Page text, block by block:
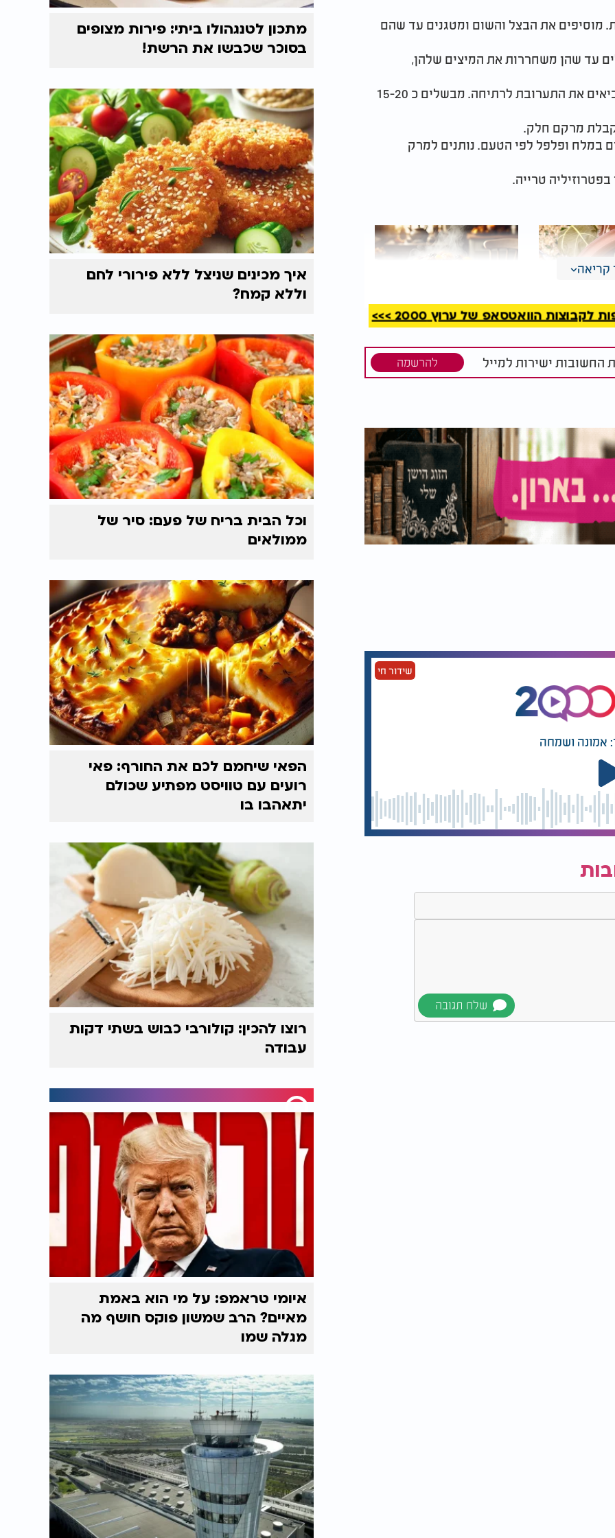
מוסיפים את הבצל והשום ומטגנים עד שהם
עד שהן משחררות את המיצים שלהן,
3. יוצקים פנימה את מרק העוף או הפטריות, ומביאים את התערובת לרתיחה. מבשלים כ 15-20
במלח ופלפל לפי הטעם. נותנים למרק
רוצו
פירות יבשים - שכולם
יחכו לטעום
הוואטסאפ של ערוץ 2000 >>>
החשובות ישירות למייל להרשמה
שידור חי
אמונה ושמחה
מתכון לטנגהולו ביתי: פירות מצופים
בסוכר שכבשו את הרשת!
איך מכינים שניצל ללא פירורי לחם
וללא קמח?
וכל הבית בריח של פעם: סיר של
ממולאים
הפאי שיחמם לכם את החורף: פאי
רועים עם טוויסט מפתיע שכולם
יתאהבו בו
רוצו להכין: קולורבי כבוש בשתי דקות
עבודה
איומי טראמפ: על מי הוא באמת
מאיים? הרב שמשון פוקס חושף מה
מגלה שמו